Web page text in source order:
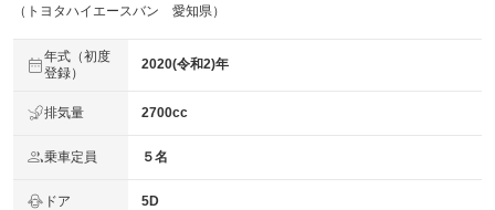
（トヨタハイエースバン 愛知県）
年式（初度
登録）
2020(令和2)年
排気量 2700cc
乗車定員 ５名
ドア 5D